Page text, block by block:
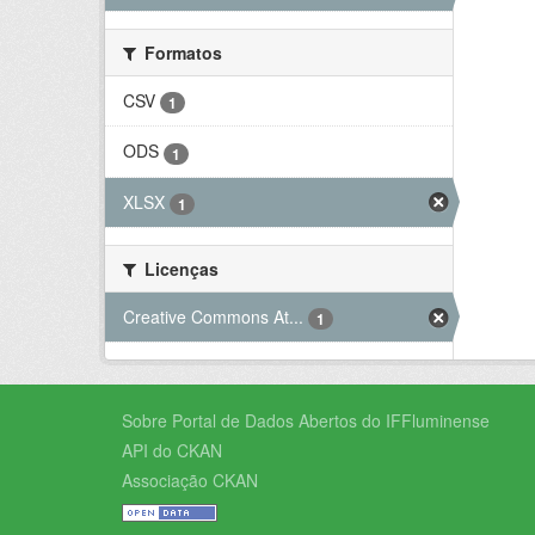
Formatos
CSV
1
ODS 1
XLSX 1
Licenças
Creative Commons At...
1
Sobre Portal de Dados Abertos do IFFluminense
API do CKAN
Associação CKAN